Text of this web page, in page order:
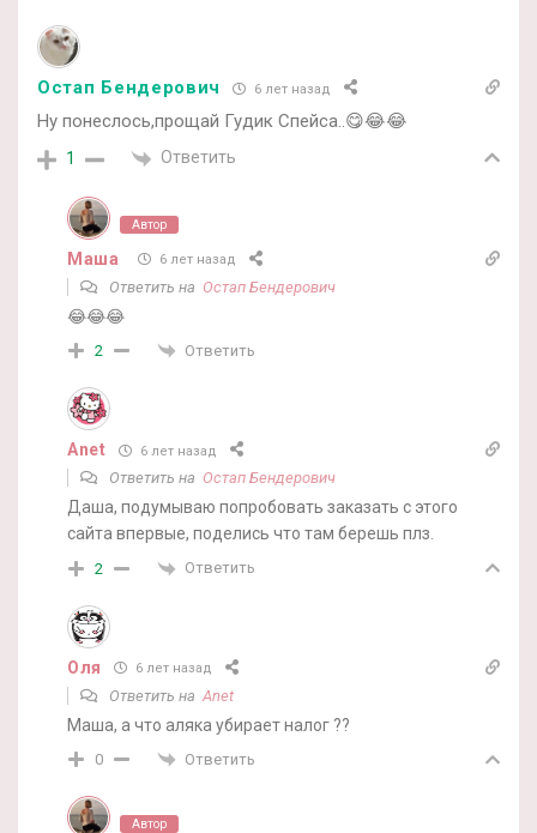
Остап Бендерович 6 лет назад
Ну понеслось,прощай Гудик Спейса..😋😂😂
1 Ответить
Автор
Маша 6 лет назад
Ответить на Остап Бендерович
😂😂😂
2 Ответить
Anet 6 лет назад
Ответить на Остап Бендерович
Даша, подумываю попробовать заказать с этого
сайта впервые, поделись что там берешь плз.
2 Ответить
Оля 6 лет назад
Ответить на Anet
Маша, а что аляка убирает налог ??
0 Ответить
Автор